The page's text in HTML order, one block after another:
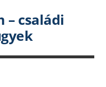
– családi